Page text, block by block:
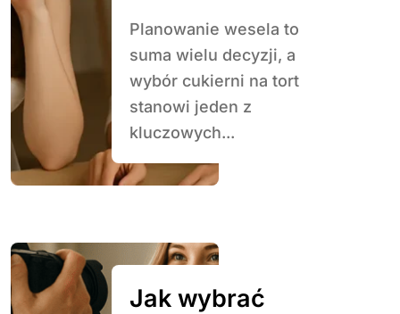
Planowanie wesela to
suma wielu decyzji, a
wybór cukierni na tort
stanowi jeden z
kluczowych...
Jak wybrać